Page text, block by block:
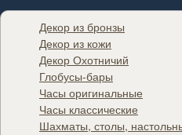
Декор из бронзы
Декор из кожи
Декор Охотничий
Глобусы-бары
Часы оригинальные
Часы классические
Шахматы, столы,